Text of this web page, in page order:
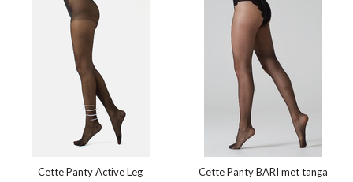
Cette Panty Active Leg
Cette Panty BARI met tanga